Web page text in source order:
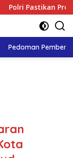
Proses
Pedoman